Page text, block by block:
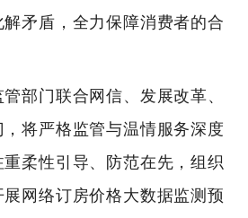
矛盾，全力保障消费者的合
门联合网信、发展改革、
将严格监管与温情服务深度
柔性引导、防范在先，组织
网络订房价格大数据监测预